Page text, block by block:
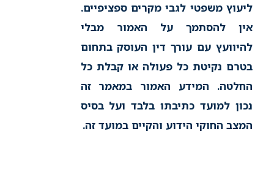
ליעוץ משפטי לגבי מקרים ספציפיים.
אין להסתמך על האמור מבלי
להיוועץ עם עורך דין העוסק בתחום
בטרם נקיטת כל פעולה או קבלת כל
החלטה. המידע האמור במאמר זה
נכון למועד כתיבתו בלבד ועל בסיס
המצב החוקי הידוע והקיים במועד זה.